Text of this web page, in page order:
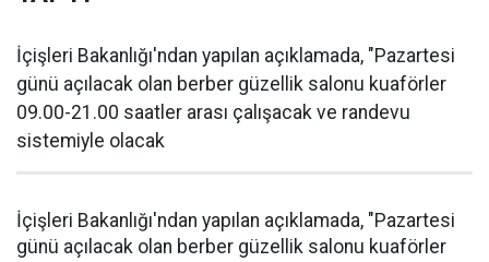
İçişleri Bakanlığı'ndan yapılan açıklamada, "Pazartesi
günü açılacak olan berber güzellik salonu kuaförler
09.00-21.00 saatler arası çalışacak ve randevu
sistemiyle olacak
İçişleri Bakanlığı'ndan yapılan açıklamada, "Pazartesi
günü açılacak olan berber güzellik salonu kuaförler